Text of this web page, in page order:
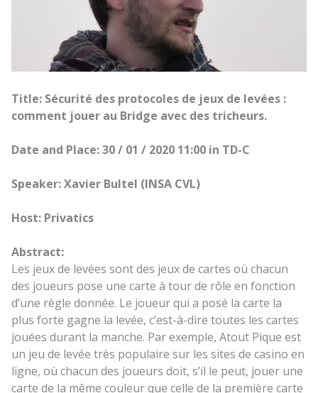
Title: Sécurité des protocoles de jeux de levées :
comment jouer au Bridge avec des tricheurs.
Date and Place: 30 / 01 / 2020 11:00 in TD-C
Speaker: Xavier Bultel (INSA CVL)
Host: Privatics
Abstract:
Les jeux de levées sont des jeux de cartes où chacun
des joueurs pose une carte à tour de rôle en fonction
d’une règle donnée. Le joueur qui a posé la carte la
plus forte gagne la levée, c’est-à-dire toutes les cartes
jouées durant la manche. Par exemple, Atout Pique est
un jeu de levée très populaire sur les sites de casino en
ligne, où chacun des joueurs doit, s’il le peut, jouer une
carte de la même couleur que celle de la première carte